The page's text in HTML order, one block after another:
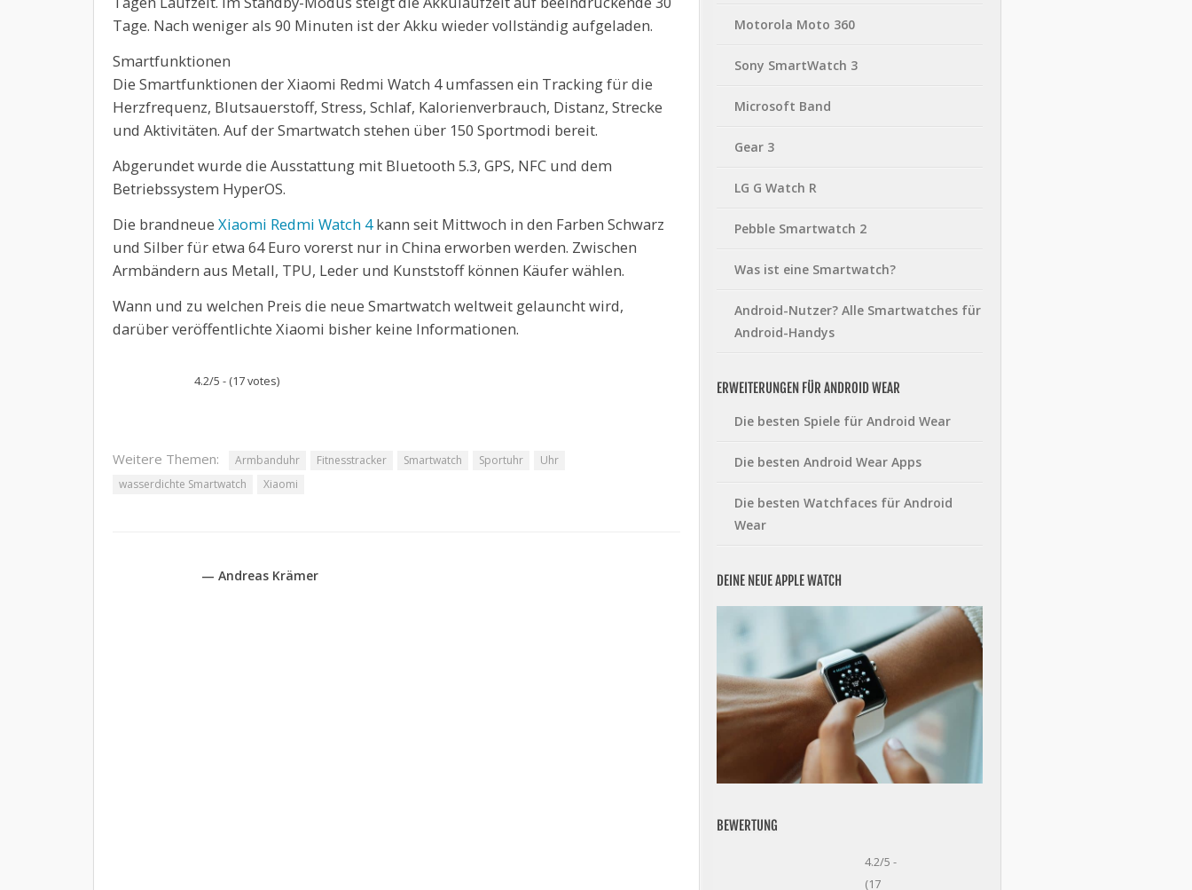
Tage. Nach weniger als 90 Minuten ist der Akku wieder vollständig aufgeladen.
Smartfunktionen
Die Smartfunktionen der Xiaomi Redmi Watch 4 umfassen ein Tracking für die
Herzfrequenz, Blutsauerstoff, Stress, Schlaf, Kalorienverbrauch, Distanz, Strecke
und Aktivitäten. Auf der Smartwatch stehen über 150 Sportmodi bereit.
Abgerundet wurde die Ausstattung mit Bluetooth 5.3, GPS, NFC und dem
Betriebssystem HyperOS.
Die brandneue Xiaomi Redmi Watch 4kann seit Mittwoch in den Farben Schwarz
und Silber für etwa 64 Euro vorerst nur in China erworben werden. Zwischen
Armbändern aus Metall, TPU, Leder und Kunststoff können Käufer wählen.
Wann und zu welchen Preis die neue Smartwatch weltweit gelauncht wird,
darüber veröffentlichte Xiaomi bisher keine Informationen.
4.2/5 - (17 votes)
Weitere Themen: Armbanduhr Fitnesstracker Smartwatch Sportuhr
Uhr
wasserdichte Smartwatch
Xiaomi
— Andreas Krämer
Motorola Moto 360
Sony SmartWatch 3
Microsoft Band
Gear 3
LG G Watch R
Pebble Smartwatch 2
Was ist eine Smartwatch?
Android-Nutzer? Alle Smartwatches für
Android-Handys
ERWEITERUNGEN FÜR ANDROID WEAR
Die besten Spiele für Android Wear
Die besten Android Wear Apps
Die besten Watchfaces für Android
Wear
DEINE NEUE APPLE WATCH
BEWERTUNG
4.2/5 -
(17